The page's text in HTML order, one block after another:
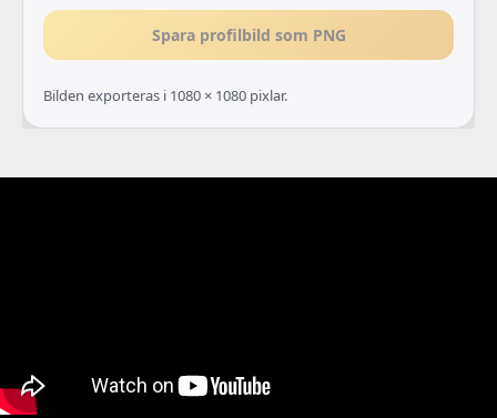
Spara profilbild som PNG
Bilden exporteras i 1080 × 1080 pixlar.